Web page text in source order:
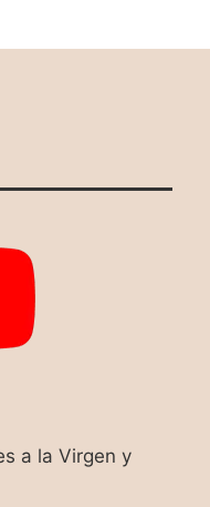
a la Virgen y